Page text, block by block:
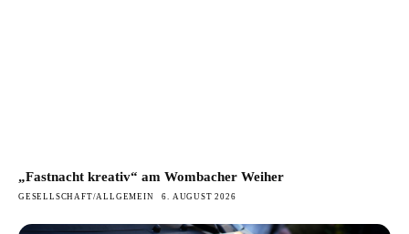
„Fastnacht kreativ“ am Wombacher Weiher
GESELLSCHAFT/ALLGEMEIN 6. AUGUST 2026